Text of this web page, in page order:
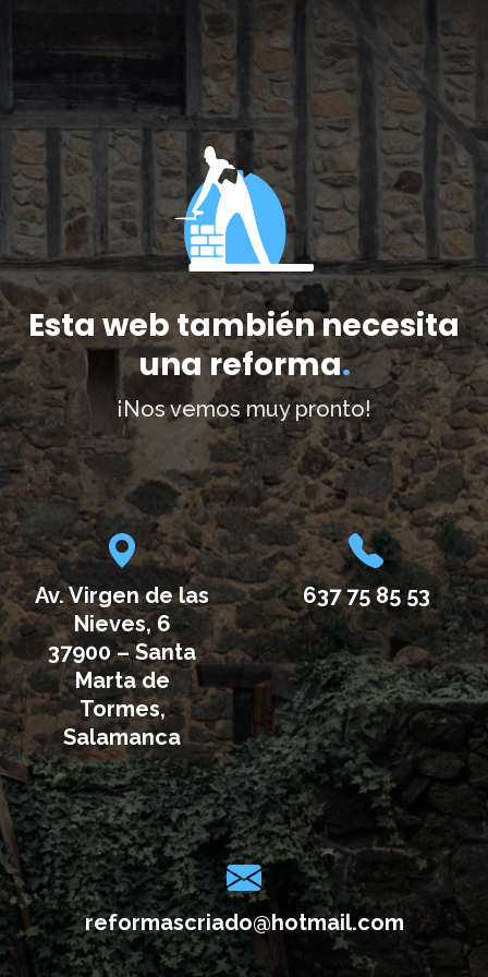
Esta web también necesita
una reforma.
¡Nos vemos muy pronto!
Av. Virgen de las
Nieves, 6
37900 – Santa
Marta de
Tormes,
Salamanca
637 75 85 53
reformascriado@hotmail.com